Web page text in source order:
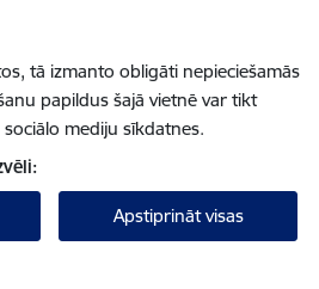
tā izmanto obligāti nepieciešamās
papildus šajā vietnē var tikt
mediju sīkdatnes.
Apstiprināt visas